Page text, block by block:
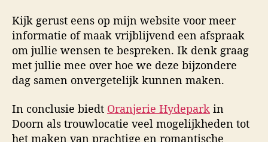
Kijk gerust eens op mijn website voor meer
informatie of maak vrijblijvend een afspraak
om jullie wensen te bespreken. Ik denk graag
met jullie mee over hoe we deze bijzondere
dag samen onvergetelijk kunnen maken.
In conclusie biedt Oranjerie Hydepark in
Doorn als trouwlocatie veel mogelijkheden tot
het maken van prachtige en romantische